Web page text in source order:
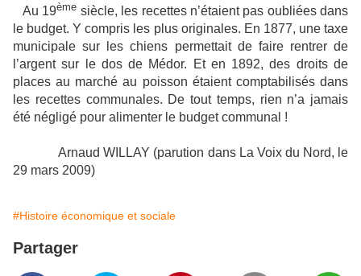
Au 19ème siècle, les recettes n’étaient pas oubliées dans
le budget. Y compris les plus originales. En 1877, une taxe
municipale sur les chiens permettait de faire rentrer de
l’argent sur le dos de Médor. Et en 1892, des droits de
places au marché au poisson étaient comptabilisés dans
les recettes communales. De tout temps, rien n’a jamais
été négligé pour alimenter le budget communal !
Arnaud WILLAY (parution dans La Voix du Nord, le
29 mars 2009)
#Histoire économique et sociale
Partager